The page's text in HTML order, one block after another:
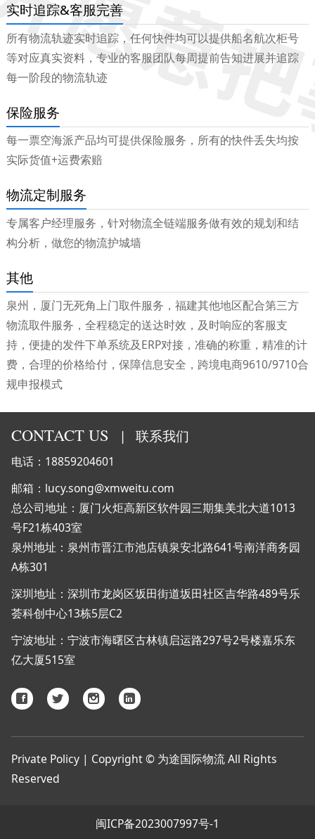
实时追踪&客服完善
所有物流轨迹实时追踪，任何快件均可以提供船名航次柜号
等对应真实资料，专业的客服团队每周提前告知进展并追踪
每一阶段的物流轨迹
保险服务
每一票空海派产品均可提供保险服务，所有的快件丢失均按
实际货值+运费索赔
物流定制服务
专属客户经理服务，针对物流全链端服务做有效的规划和结
构分析，做您的物流护城墙
其他
泉州，厦门无死角上门取件服务，福建其他地区配合第三方
物流取件服务，全程稳定的送达时效，及时响应的客服支
持，便捷的发件下单系统及ERP对接，准确的称重，精准的计
费，合理的价格给付，保障信息安全，跨境电商9610/9710合
规申报模式
CONTACT US | 联系我们
电话：18859204601
邮箱：lucy.song@xmweitu.com
总公司地址：厦门火炬高新区软件园三期集美北大道1013
号F21栋403室
泉州地址：泉州市晋江市池店镇泉安北路641号南洋商务园
A栋301
深圳地址：深圳市龙岗区坂田街道坂田社区吉华路489号乐
荟科创中心13栋5层C2
宁波地址：宁波市海曙区古林镇启运路297号2号楼嘉乐东
亿大厦515室
Private Policy | Copyright © 为途国际物流 All Rights
Reserved
闽ICP备2023007997号-1